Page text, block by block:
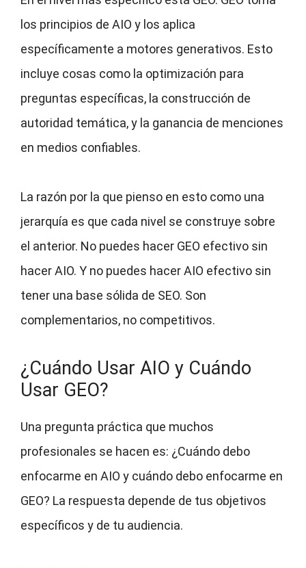
los principios de AIO y los aplica
específicamente a motores generativos. Esto
incluye cosas como la optimización para
preguntas específicas, la construcción de
autoridad temática, y la ganancia de menciones
en medios confiables.
La razón por la que pienso en esto como una
jerarquía es que cada nivel se construye sobre
el anterior. No puedes hacer GEO efectivo sin
hacer AIO. Y no puedes hacer AIO efectivo sin
tener una base sólida de SEO. Son
complementarios, no competitivos.
¿Cuándo Usar AIO y Cuándo
Usar GEO?
Una pregunta práctica que muchos
profesionales se hacen es: ¿Cuándo debo
enfocarme en AIO y cuándo debo enfocarme en
GEO? La respuesta depende de tus objetivos
específicos y de tu audiencia.